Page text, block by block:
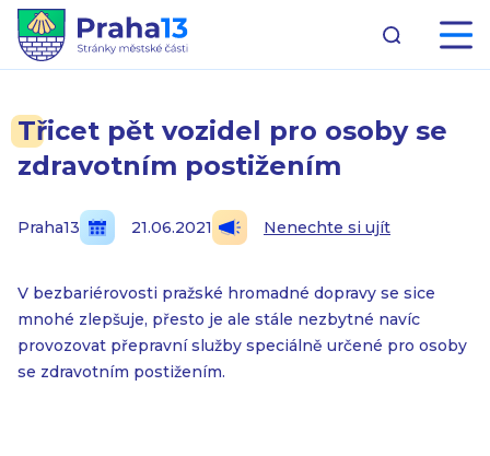
Třicet pět vozidel pro osoby se
zdravotním postižením
Praha13 21.06.2021 Nenechte si ujít
V bezbariérovosti pražské hromadné dopravy se sice
mnohé zlepšuje, přesto je ale stále nezbytné navíc
provozovat přepravní služby speciálně určené pro osoby
se zdravotním postižením.